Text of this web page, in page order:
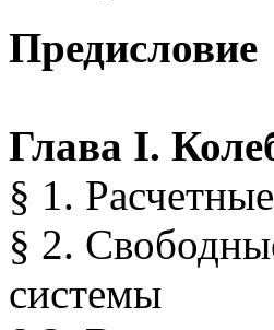
Предисловие
Глава I.
§ 1.
§ 2.
системы